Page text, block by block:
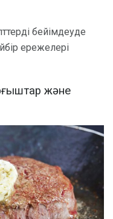
бейімдеуде
ережелері
және